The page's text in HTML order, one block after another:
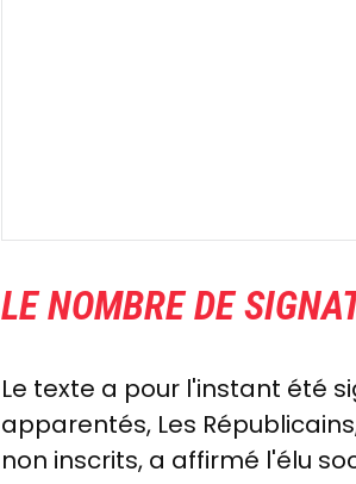
LE NOMBRE DE
Le texte a pour l'instant été
apparentés, Les
non inscrits, a affirmé l'élu